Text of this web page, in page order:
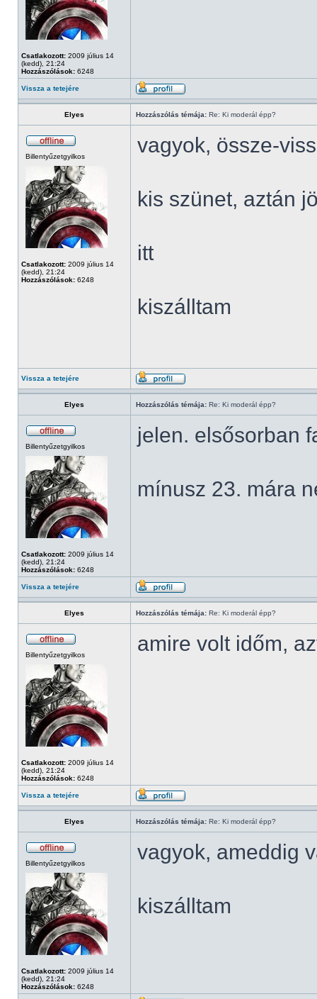
Csatlakozott: 2009 július 14
(kedd), 21:24
Hozzászólások: 6248
Vissza a tetejére
Elyes Hozzászólás témája: Re: Ki moderál épp?
Billentyűzetgyilkos
Csatlakozott: 2009 július 14
(kedd), 21:24
Hozzászólások: 6248
vagyok, össze-
kis szünet, aztán
itt
kiszálltam
Vissza a tetejére
Elyes Hozzászólás témája: Re: Ki moderál épp?
Billentyűzetgyilkos
Csatlakozott: 2009 július 14
(kedd), 21:24
Hozzászólások: 6248
jelen. elsősorban
mínusz 23. mára
Vissza a tetejére
Elyes Hozzászólás témája: Re: Ki moderál épp?
Billentyűzetgyilkos
Csatlakozott: 2009 július 14
(kedd), 21:24
Hozzászólások: 6248
amire volt időm,
Vissza a tetejére
Elyes Hozzászólás témája: Re: Ki moderál épp?
Billentyűzetgyilkos
Csatlakozott: 2009 július 14
(kedd), 21:24
Hozzászólások: 6248
vagyok, ameddig
kiszálltam